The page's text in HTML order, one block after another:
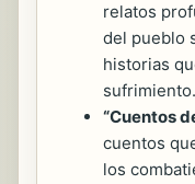
relatos
del pueblo
historias
sufrimiento.
“Cuentos
cuentos
los